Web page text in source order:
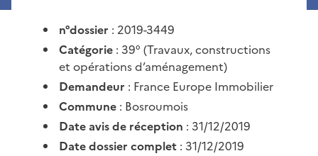
n°dossier : 2019-3449
Catégorie : 39° (Travaux, constructions
et opérations d’aménagement)
Demandeur : France Europe Immobilier
Commune : Bosroumois
Date avis de réception : 31/12/2019
Date dossier complet : 31/12/2019